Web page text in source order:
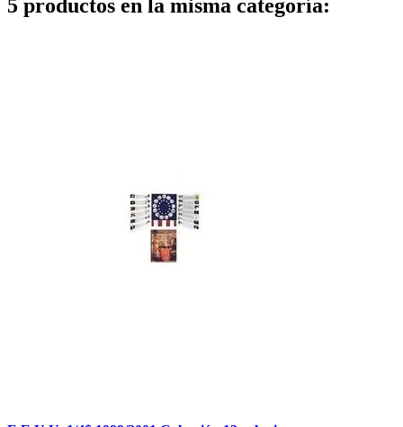
5 productos en la misma categoría: